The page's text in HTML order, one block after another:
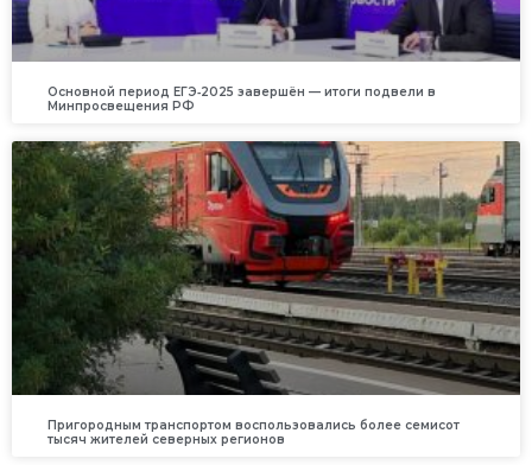
Основной период ЕГЭ‑2025 завершён — итоги подвели в
Минпросвещения РФ
Пригородным транспортом воспользовались более семисот
тысяч жителей северных регионов